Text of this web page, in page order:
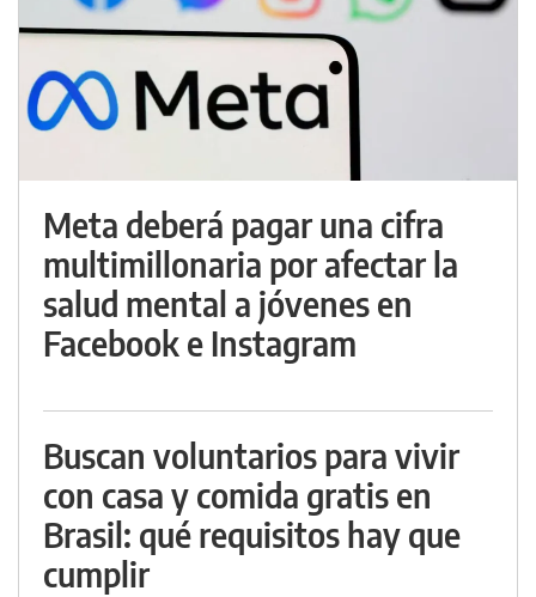
Meta deberá pagar una cifra
multimillonaria por afectar la
salud mental a jóvenes en
Facebook e Instagram
Buscan voluntarios para vivir
con casa y comida gratis en
Brasil: qué requisitos hay que
cumplir